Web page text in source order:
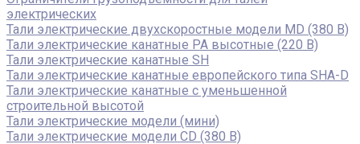
электрических
Тали электрические двухскоростные модели MD (380 В)
Тали электрические канатные PA высотные (220 В)
Тали электрические канатные SH
Тали электрические канатные европейского типа SHA-D
Тали электрические канатные с уменьшенной
строительной высотой
Тали электрические модели (мини)
Тали электрические модели CD (380 В)